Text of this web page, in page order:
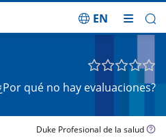
EN
qué no hay evaluaciones?
Duke Profesional de la salud